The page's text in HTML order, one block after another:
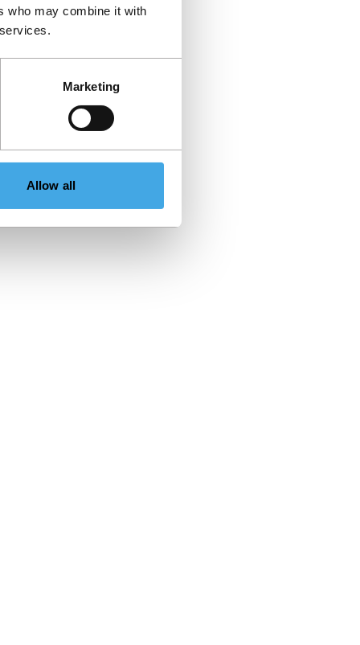
who may combine it with
Marketing
Allow all